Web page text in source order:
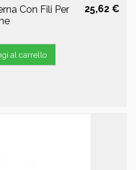
Con Fili Per
25,62 €
al carrello